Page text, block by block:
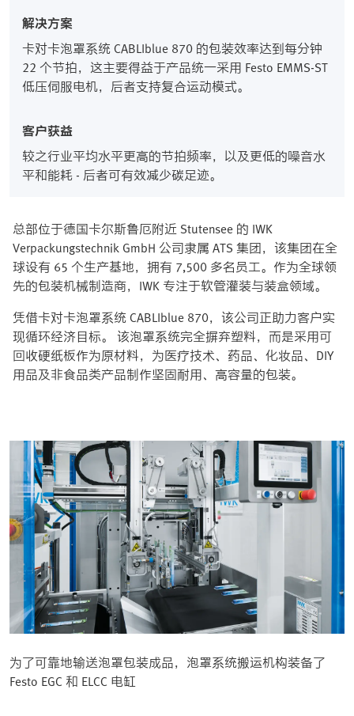
解决方案
卡对卡泡罩系统 CABLIblue 870 的包装效率达到每分钟
22 个节拍，这主要得益于产品统一采用 Festo EMMS-ST
低压伺服电机，后者支持复合运动模式。
客户获益
较之行业平均水平更高的节拍频率，以及更低的噪音水
平和能耗 - 后者可有效减少碳足迹。
总部位于德国卡尔斯鲁厄附近 Stutensee 的 IWK
Verpackungstechnik GmbH 公司隶属 ATS 集团，该集团在全
球设有 65 个生产基地，拥有 7,500 多名员工。作为全球领
先的包装机械制造商，IWK 专注于软管灌装与装盒领域。
凭借卡对卡泡罩系统 CABLIblue 870，该公司正助力客户实
现循环经济目标。 该泡罩系统完全摒弃塑料，而是采用可
回收硬纸板作为原材料，为医疗技术、药品、化妆品、DIY
用品及非食品类产品制作坚固耐用、高容量的包装。
为了可靠地输送泡罩包装成品，泡罩系统搬运机构装备了
Festo EGC 和 ELCC 电缸